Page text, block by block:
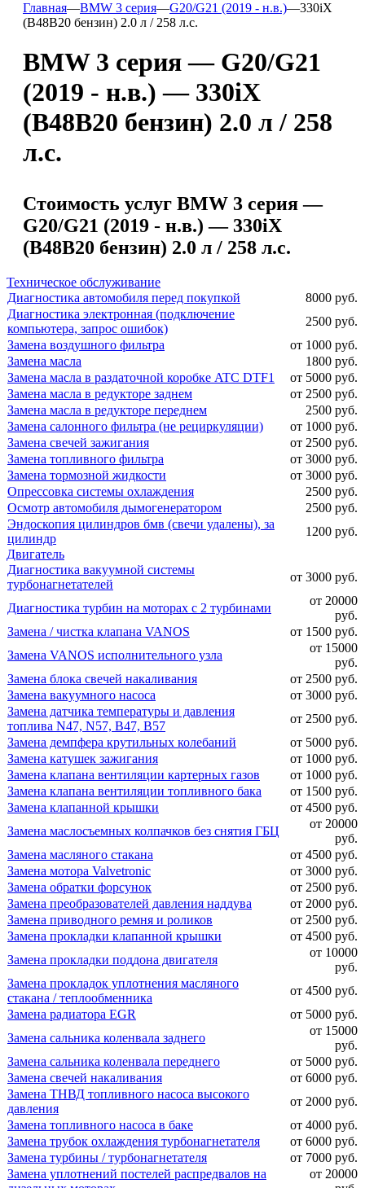
Главная—BMW 3 серия—G20/G21 (2019 - н.в.)—330iX
(B48B20 бензин) 2.0 л / 258 л.с.
BMW 3 серия — G20/G21
(2019 - н.в.) — 330iX
(B48B20 бензин) 2.0 л / 258
л.с.
Стоимость услуг BMW 3 серия —
G20/G21 (2019 - н.в.) — 330iX
(B48B20 бензин) 2.0 л / 258 л.с.
Техническое обслуживание
Диагностика автомобиля перед покупкой
8000 руб.
Диагностика электронная (подключение
компьютера, запрос ошибок)
2500 руб.
Замена воздушного фильтра
от 1000 руб.
Замена масла
1800 руб.
Замена масла в раздаточной коробке ATC DTF1
от 5000 руб.
Замена масла в редукторе заднем
от 2500 руб.
Замена масла в редукторе переднем
2500 руб.
Замена салонного фильтра (не рециркуляции)
от 1000 руб.
Замена свечей зажигания
от 2500 руб.
Замена топливного фильтра
от 3000 руб.
Замена тормозной жидкости
от 3000 руб.
Опрессовка системы охлаждения
2500 руб.
Осмотр автомобиля дымогенератором
2500 руб.
Эндоскопия цилиндров бмв (свечи удалены), за
цилиндр
1200 руб.
Двигатель
Диагностика вакуумной системы
турбонагнетателей
от 3000 руб.
Диагностика турбин на моторах с 2 турбинами
от 20000
руб.
Замена / чистка клапана VANOS
от 1500 руб.
Замена VANOS исполнительного узла
от 15000
руб.
Замена блока свечей накаливания
от 2500 руб.
Замена вакуумного насоса
от 3000 руб.
Замена датчика температуры и давления
топлива N47, N57, B47, B57
от 2500 руб.
Замена демпфера крутильных колебаний
от 5000 руб.
Замена катушек зажигания
от 1000 руб.
Замена клапана вентиляции картерных газов
от 1000 руб.
Замена клапана вентиляции топливного бака
от 1500 руб.
Замена клапанной крышки
от 4500 руб.
Замена маслосъемных колпачков без снятия ГБЦ
от 20000
руб.
Замена масляного стакана
от 4500 руб.
Замена мотора Valvetronic
от 3000 руб.
Замена обратки форсунок
от 2500 руб.
Замена преобразователей давления наддува
от 2000 руб.
Замена приводного ремня и роликов
от 2500 руб.
Замена прокладки клапанной крышки
от 4500 руб.
Замена прокладки поддона двигателя
от 10000
руб.
Замена прокладок уплотнения масляного
стакана / теплообменника
от 4500 руб.
Замена радиатора EGR
от 5000 руб.
Замена сальника коленвала заднего
от 15000
руб.
Замена сальника коленвала переднего
от 5000 руб.
Замена свечей накаливания
от 6000 руб.
Замена ТНВД топливного насоса высокого
давления
от 2000 руб.
Замена топливного насоса в баке
от 4000 руб.
Замена трубок охлаждения турбонагнетателя
от 6000 руб.
Замена турбины / турбонагнетателя
от 7000 руб.
Замена уплотнений постелей распредвалов на
от 20000